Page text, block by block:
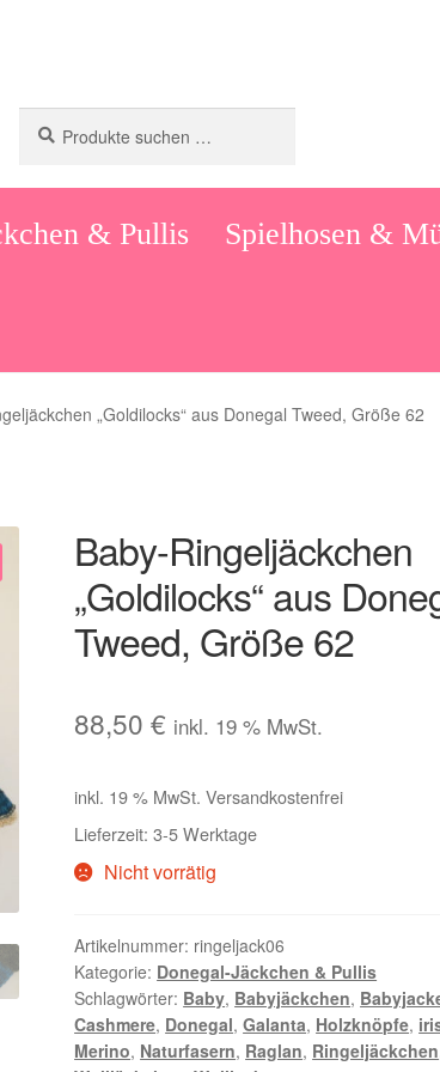
nach:
& Pullis Spielhosen &
„Goldilocks“ aus Donegal Tweed, Größe 62
Baby-Ringeljäckchen
„Goldilocks“ aus
Tweed, Größe 62
88,50€ inkl. 19 % MwSt.
inkl. 19 % MwSt. Versandkostenfrei
Lieferzeit:3-5 Werktage
Nicht vorrätig
Artikelnummer: ringeljack06
Kategorie: Donegal-Jäckchen & Pullis
Schlagwörter: Baby, Babyjäckchen,
Cashmere, Donegal,Galanta, Holzknöpfe,
Merino, Naturfasern, Raglan, Ringeljäckchen